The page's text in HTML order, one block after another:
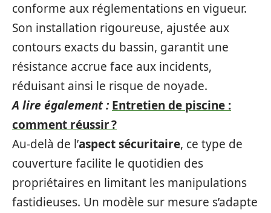
conforme aux réglementations en vigueur.
Son installation rigoureuse, ajustée aux
contours exacts du bassin, garantit une
résistance accrue face aux incidents,
réduisant ainsi le risque de noyade.
A lire également : Entretien de piscine :
comment réussir ?
Au-delà de l’aspect sécuritaire, ce type de
couverture facilite le quotidien des
propriétaires en limitant les manipulations
fastidieuses. Un modèle sur mesure s’adapte